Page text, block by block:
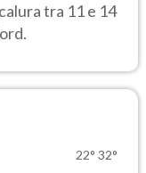
tra 11 e 14
22° 32°